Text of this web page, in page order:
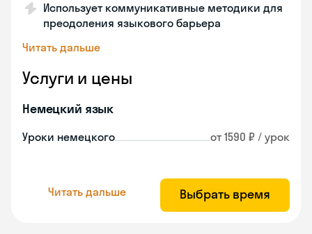
Использует коммуникативные методики для
преодоления языкового барьера
Читать дальше
Услуги и цены
Немецкий язык
Уроки немецкого от 1590 ₽ / урок
Читать дальше Выбрать время